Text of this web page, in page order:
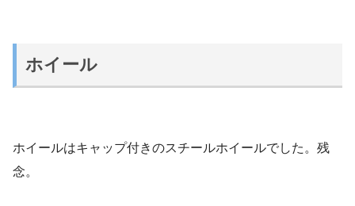
ホイール
ホイールはキャップ付きのスチールホイールでした。残
念。